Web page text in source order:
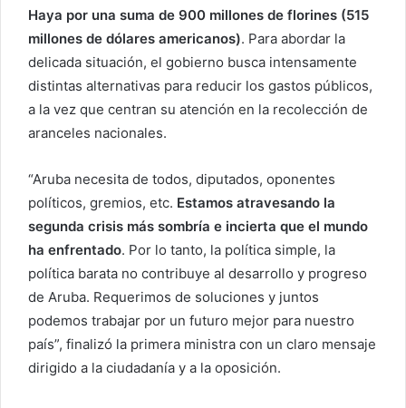
Haya por una suma de 900 millones de florines (515
millones de dólares americanos). Para abordar la
delicada situación, el gobierno busca intensamente
distintas alternativas para reducir los gastos públicos,
a la vez que centran su atención en la recolección de
aranceles nacionales.
“Aruba necesita de todos, diputados, oponentes
políticos, gremios, etc. Estamos atravesando la
segunda crisis más sombría e incierta que el mundo
ha enfrentado. Por lo tanto, la política simple, la
política barata no contribuye al desarrollo y progreso
de Aruba. Requerimos de soluciones y juntos
podemos trabajar por un futuro mejor para nuestro
país”, finalizó la primera ministra con un claro mensaje
dirigido a la ciudadanía y a la oposición.